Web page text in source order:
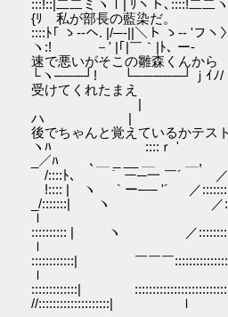
:::!::|二二ミヽｌ| ﾘヽト､::::!二二
{ﾘ 私が部長の藍染だ。
::::ﾄ｢ ゝ--ヘ. |/─‐||＼ト ゝ-- 'フヽ
ヽ:! －' |｢|￣｀|ﾄ､ ー‐
速で悪いがそこの雛森くんから
└ヽ───┘! └─────┘ｊｲﾉ/
受けてくれたまえ
| ﾘ´｢
ハ | / !|
後でちゃんと覚えているかテス
ヽﾊ ゝ::::ｒ '
_／ﾊ ､＿ _ __ ＿
/::::ﾄ､ ｀ ー─一 ￣´
!:::: | ヽ ` ー── '´ ／
_/:::::::| ヽ ／
ｌ
:::::::::: | ヽ ／
ｌ
::::::::::::| ￣￣￣
ｌ
:::::::::::::|
//::::::::::::::::::::| ｌ